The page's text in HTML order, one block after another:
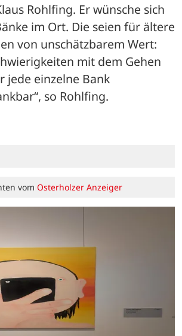
Rohlfing. Er wünsche sich
im Ort. Die seien für ältere
von unschätzbarem Wert:
mit dem Gehen
jede einzelne Bank
so Rohlfing.
vomOsterholzer Anzeiger